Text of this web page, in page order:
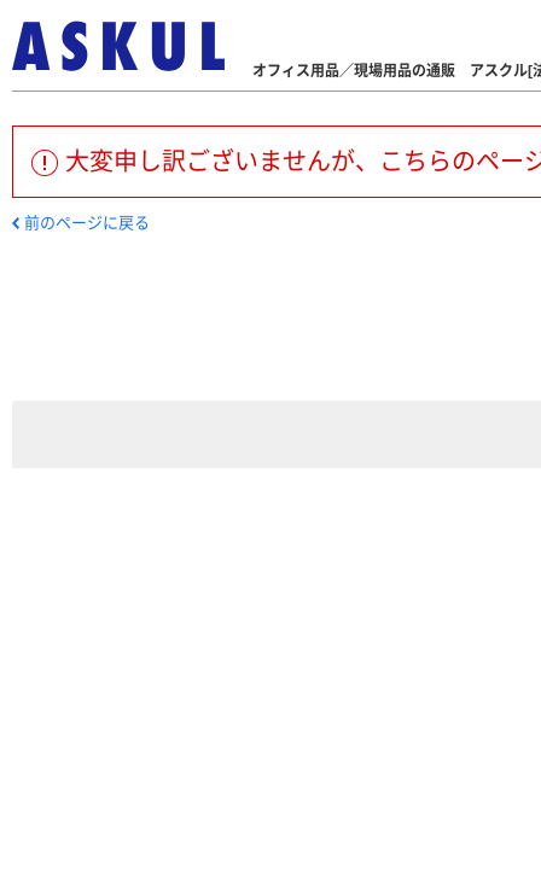
オフィス用品／現場用品の通販 アスクル[
大変申し訳ございませんが、こちらのペー
前のページに戻る